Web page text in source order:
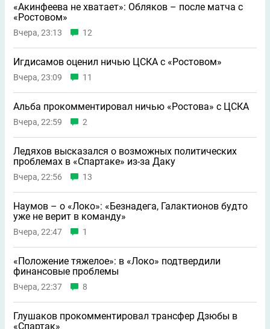
«Акинфеева не хватает»: Обляков – после матча с
«Ростовом»
Вчера, 23:13 12
Игдисамов оценил ничью ЦСКА с «Ростовом»
Вчера, 23:09 11
Альба прокомментировал ничью «Ростова» с ЦСКА
Вчера, 22:59 2
Ледяхов высказался о возможных политических
проблемах в «Спартаке» из-за Даку
Вчера, 22:56 13
Наумов – о «Локо»: «Безнадега, Галактионов будто
уже не верит в команду»
Вчера, 22:47 1
«Положение тяжелое»: в «Локо» подтвердили
финансовые проблемы
Вчера, 22:37 8
Глушаков прокомментировал трансфер Дзюбы в
«Спартак»